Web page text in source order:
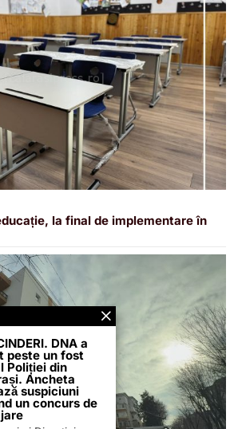
la final de implementare în
DNA a
peste un fost
Poliției din
Ancheta
suspiciuni
un concurs de